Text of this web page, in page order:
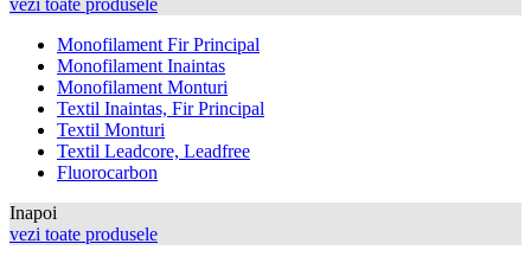
vezi toate produsele
Monofilament Fir Principal
Monofilament Inaintas
Monofilament Monturi
Textil Inaintas, Fir Principal
Textil Monturi
Textil Leadcore, Leadfree
Fluorocarbon
Inapoi
vezi toate produsele